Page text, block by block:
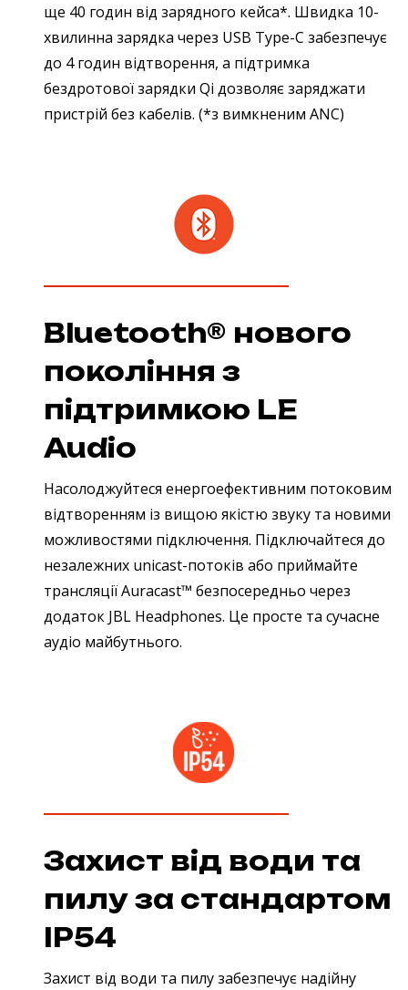
ще 40 годин від зарядного кейса*. Швидка 10-
хвилинна зарядка через USB Type-C забезпечує
до 4 годин відтворення, а підтримка
бездротової зарядки Qi дозволяє заряджати
пристрій без кабелів. (*з вимкненим ANC)
Bluetooth® нового
покоління з
підтримкою LE
Audio
Насолоджуйтеся енергоефективним потоковим
відтворенням із вищою якістю звуку та новими
можливостями підключення. Підключайтеся до
незалежних unicast-потоків або приймайте
трансляції Auracast™ безпосередньо через
додаток JBL Headphones. Це просте та сучасне
аудіо майбутнього.
Захист від води та
пилу за стандартом
IP54
Захист від води та пилу забезпечує надійну